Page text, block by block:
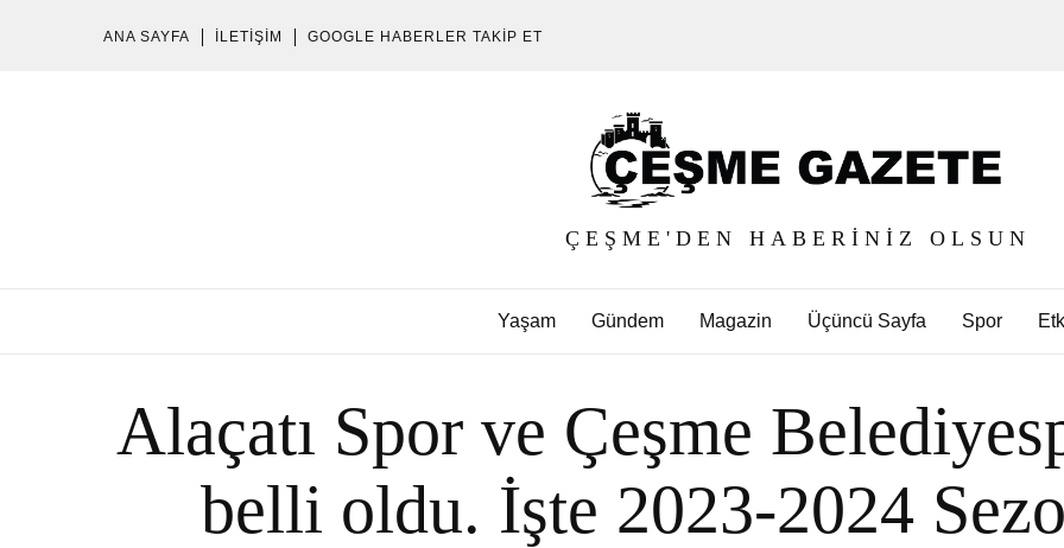
ANA SAYFA İLETIŞIM GOOGLE HABERLER TAKIP ET
ÇEŞME'DEN HABERINIZ OLSUN
Yaşam Gündem Magazin Üçüncü Sayfa Spor
Alaçatı Spor ve Çeşme
belli oldu. İşte 2023-2024